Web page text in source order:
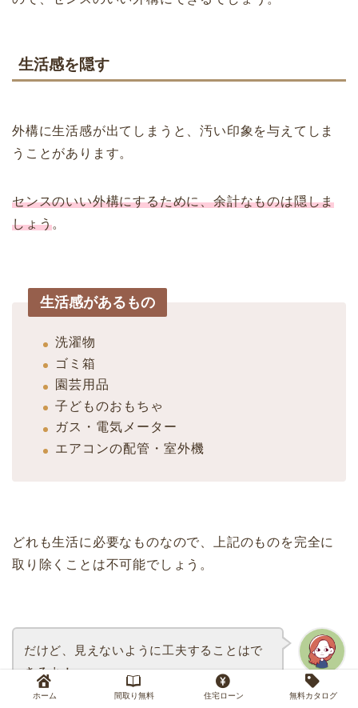
生活感を隠す
外構に生活感が出てしまうと、汚い印象を与えてしま
うことがあります。
センスのいい外構にするために、余計なものは隠しま
しょう。
生活感があるもの
洗濯物
ゴミ箱
園芸用品
子どものおもちゃ
ガス・電気メーター
エアコンの配管・室外機
どれも生活に必要なものなので、上記のものを完全に
取り除くことは不可能でしょう。
ルム編集長
だけど、見えないように工夫することはで
きるよ！
ホーム 間取り無料 住宅ローン 無料カタログ